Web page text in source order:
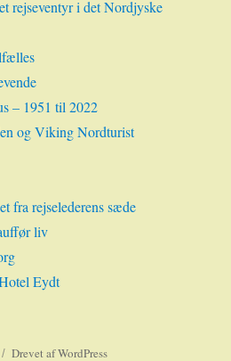
rejseventyr i det Nordjyske
– 1951 til 2022
og Viking Nordturist
fra rejselederens sæde
liv
Eydt
Drevet af WordPress